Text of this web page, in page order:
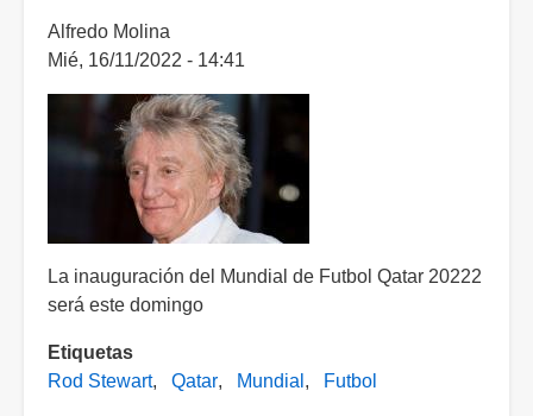
Alfredo Molina
Mié, 16/11/2022 - 14:41
La inauguración del Mundial de Futbol Qatar 20222
será este domingo
Etiquetas
Rod Stewart
Qatar Mundial Futbol